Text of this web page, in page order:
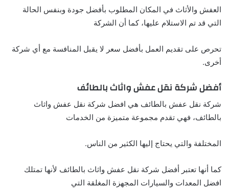
العفش والأثاث في المكان المطلوب بأفضل جودة وبنفس الحالة
التي قد تم الاستلام عليها، كما أن الشركة
تحرص على تقديم العمل بأفضل سعر لا يقبل المنافسة مع أي شركة
أخرى.
أفضل شركة نقل عفش واثاث بالطائف
شركة نقل عفش بالطائف هي افضل شركة نقل عفش واثاث
بالطائف، فهي تقدم مجموعة متميزة من الخدمات
المختلفة والتي يحتاج إليها الكثير من الناس.
كما أنها تعتبر أفضل شركة نقل عفش واثاث بالطائف لأنها تمتلك
افضل المعدات والسيارات المجهزة المغلقة التي